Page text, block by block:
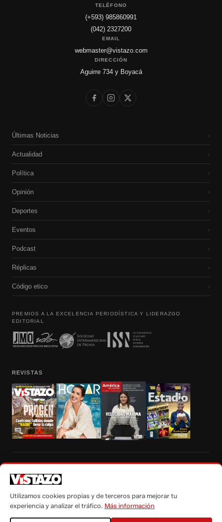
TELÉFONO
(+593) 985860991
(042) 2327200
EMAIL
webmaster@vistazo.com
DIRECCIÓN
Aguirre 734 y Boyacá
Últimas Noticias ›
Actualidad ›
Política ›
Opinión ›
Deportes ›
Eventos ›
Podcast ›
Réplicas ›
Código etico ›
PREMIOS A LA EXCELENCIA PERIODÍSTICA Y LIDERAZGO
EDITORIAL
REVISTAS
autorización escrita de su titular, de todos los contenidos de Vistazo.com.
Utilizamos cookies propias y de terceros para mejorar tu
experiencia y analizar el tráfico. Más información